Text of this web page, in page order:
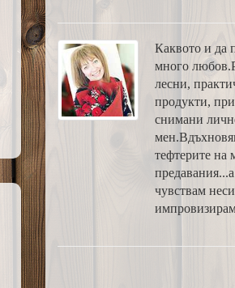
Каквото и да
много
лесни,
продукти,
снимани
тефтерите на
чувствам